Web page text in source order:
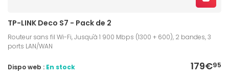
TP-LINK Deco S7 - Pack de 2
Routeur sans fil Wi-Fi, Jusqu'à 1 900 Mbps (1300 + 600), 2 bandes, 3
ports LAN/WAN
179€95
Dispo web : En stock